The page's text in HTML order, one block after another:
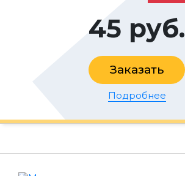
45 руб.
Заказать
Подробнее